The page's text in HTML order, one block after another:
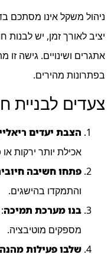
ניהול משקל אינו מסתכם
יציב לאורך זמן, יש לבנות
אתגרים ושינויים. גישה
בפתרונות מהירים.
צעדים לבניית
הצבת יעדים
אכילת יותר ירקות או פעילות
פתחו חשיבה
והתמקדו בהישגים.
בנו מערכת תמיכה
מספקים מוטיבציה.
שלבו פעילות מהנה